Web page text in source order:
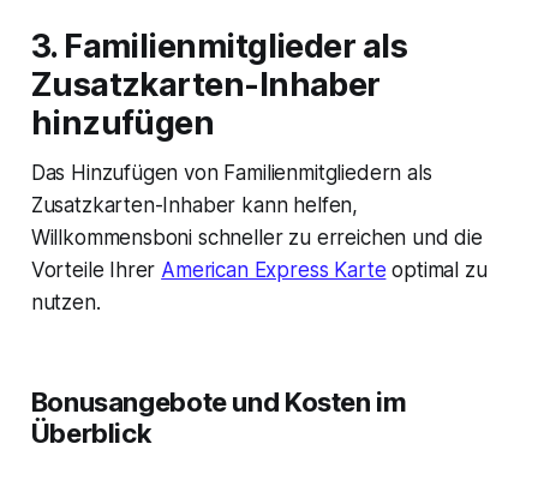
3. Familienmitglieder als
Zusatzkarten-Inhaber
hinzufügen
Das Hinzufügen von Familienmitgliedern als
Zusatzkarten-Inhaber kann helfen,
Willkommensboni schneller zu erreichen und die
Vorteile Ihrer American Express Karte optimal zu
nutzen.
Bonusangebote und Kosten im
Überblick